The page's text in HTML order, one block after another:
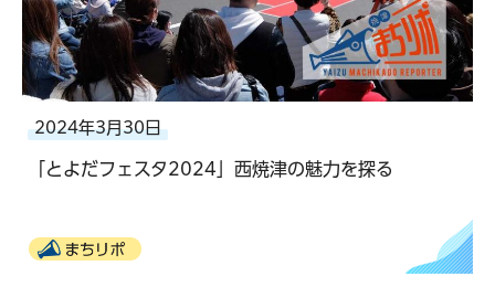
2024年3月30日
「とよだフェスタ2024」西焼津の魅力を探る
まちリポ